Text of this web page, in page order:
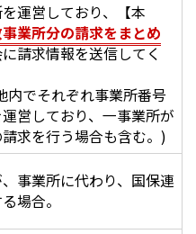
運営しており、【本
業所分の請求をまとめ
請求情報を送信してく
内でそれぞれ事業所番号
営しており、一事業所が
求を行う場合も含む。)
事業所に代わり、国保連
場合。